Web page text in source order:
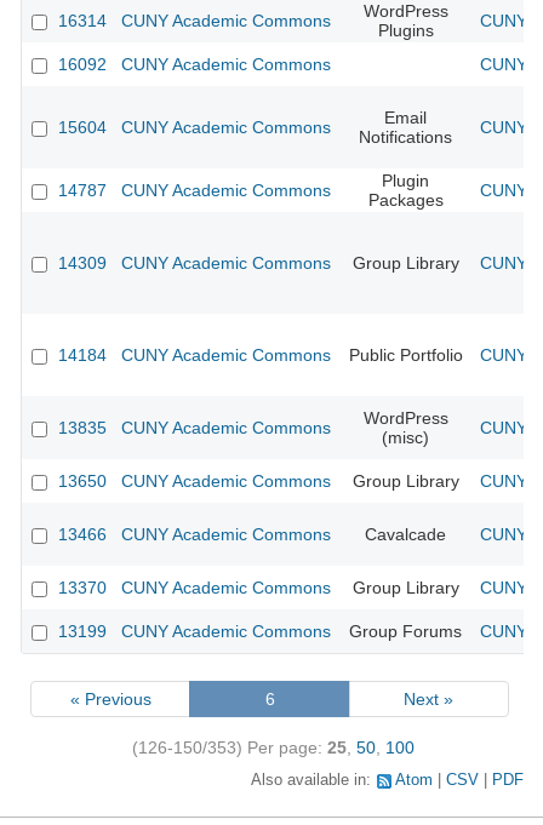
16314 CUNY Academic Commons
WordPress
Plugins
CUNY
16092 CUNY Academic Commons CUNY
15604 CUNY Academic Commons
Email
Notifications
CUNY
14787 CUNY Academic Commons
Plugin
Packages
CUNY
14309 CUNY Academic Commons Group Library CUNY
14184 CUNY Academic Commons Public Portfolio CUNY
13835 CUNY Academic Commons
WordPress
(misc)
CUNY
13650 CUNY Academic Commons Group Library CUNY
13466 CUNY Academic Commons Cavalcade CUNY
13370 CUNY Academic Commons Group Library CUNY
13199 CUNY Academic Commons Group Forums CUNY
« Previous 6 Next »
(126-150/353) Per page: 25 50 100
Also available in: Atom CSV PDF